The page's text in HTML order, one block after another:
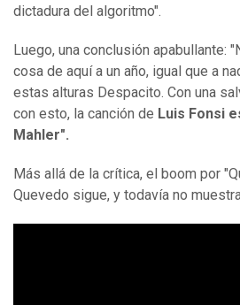
dictadura del algoritmo".
Luego, una conclusión apabullante:
cosa de aquí a un año, igual que a
estas alturas Despacito. Con una
con esto, la canción de Luis Fonsi
Mahler".
Más allá de la crítica, el boom por
Quevedo sigue, y todavía no